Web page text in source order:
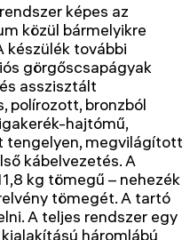
képes az
közül bármelyikre
készülék további
görgőscsapágyak
asszisztált
polírozott, bronzból
hajtómű,
tengelyen, megvilágított
kábelvezetés. A
kg tömegű – nehezék
tömegét. A tartó
A teljes rendszer egy
háromlábú